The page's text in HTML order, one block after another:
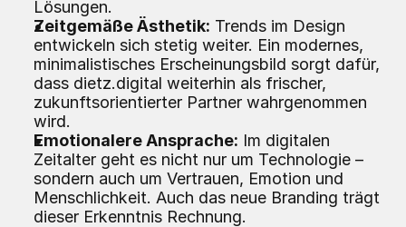
Lösungen.
Zeitgemäße Ästhetik: Trends im Design
entwickeln sich stetig weiter. Ein modernes,
minimalistisches Erscheinungsbild sorgt dafür,
dass dietz.digital weiterhin als frischer,
zukunftsorientierter Partner wahrgenommen
wird.
Emotionalere Ansprache: Im digitalen
Zeitalter geht es nicht nur um Technologie –
sondern auch um Vertrauen, Emotion und
Menschlichkeit. Auch das neue Branding trägt
dieser Erkenntnis Rechnung.